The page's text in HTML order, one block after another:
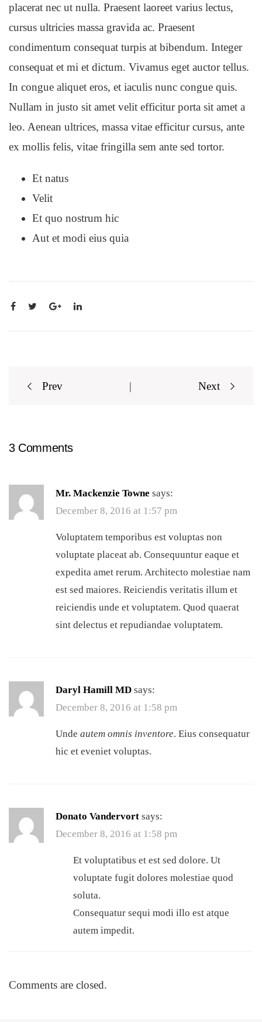
placerat nec ut nulla. Praesent laoreet varius lectus,
cursus ultricies massa gravida ac. Praesent
condimentum consequat turpis at bibendum. Integer
consequat et mi et dictum. Vivamus eget auctor tellus.
In congue aliquet eros, et iaculis nunc congue quis.
Nullam in justo sit amet velit efficitur porta sit amet a
leo. Aenean ultrices, massa vitae efficitur cursus, ante
ex mollis felis, vitae fringilla sem ante sed tortor.
Et natus
Velit
Et quo nostrum hic
Aut et modi eius quia
Post
Prev | Next
3 Comments
Mr. Mackenzie Towne says:
December 8, 2016 at 1:57 pm
Voluptatem temporibus est voluptas non
voluptate placeat ab. Consequuntur eaque et
expedita amet rerum. Architecto molestiae nam
est sed maiores. Reiciendis veritatis illum et
reiciendis unde et voluptatem. Quod quaerat
sint delectus et repudiandae voluptatem.
Daryl Hamill MD says:
December 8, 2016 at 1:58 pm
Unde autem omnis inventore. Eius consequatur
hic et eveniet voluptas.
Donato Vandervort says:
December 8, 2016 at 1:58 pm
Et voluptatibus et est sed dolore. Ut
voluptate fugit dolores molestiae quod
soluta.
Consequatur sequi modi illo est atque
autem impedit.
Comments are closed.